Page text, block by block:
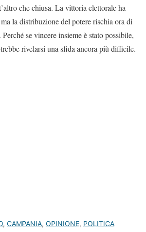
che chiusa. La vittoria elettorale ha
la distribuzione del potere rischia ora di
se vincere insieme è stato possibile,
rivelarsi una sfida ancora più difficile.
, CAMPANIA, OPINIONE, POLITICA